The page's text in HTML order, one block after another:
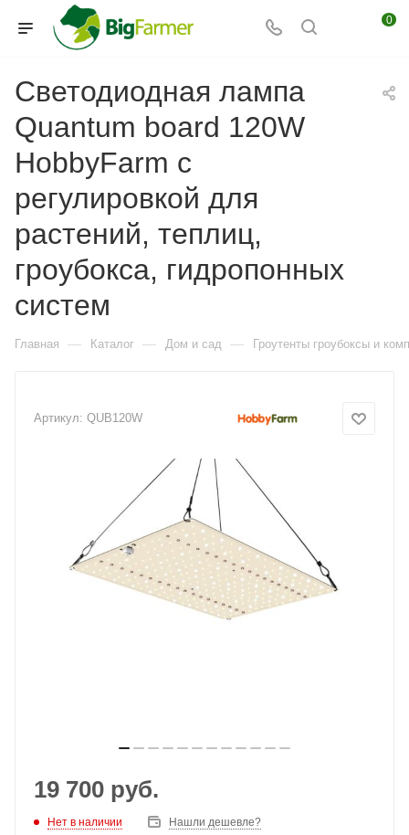
0
Светодиодная лампа
Quantum board 120W
HobbyFarm с
регулировкой для
растений, теплиц,
гроубокса, гидропонных
систем
Главная — Каталог — Дом и сад — Гроутенты гроубоксы и
Артикул: QUB120W
19 700 руб.
Нет в наличии Нашли дешевле?